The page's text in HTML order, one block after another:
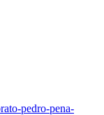
pedro-pena-